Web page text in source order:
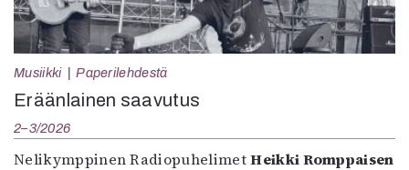
Musiikki Paperilehdestä
Eräänlainen saavutus
2–3/2026
Nelikymppinen RadiopuhelimetHeikki Romppaisen